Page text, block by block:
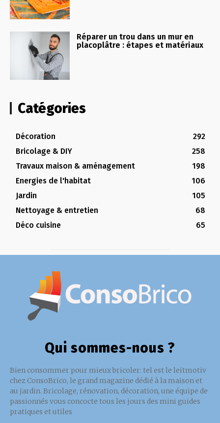
Réparer un trou dans un mur en
placoplâtre : étapes et matériaux
Catégories
Décoration
292
Bricolage & DIY
258
Travaux maison & aménagement
198
Energies de l'habitat
106
Jardin
105
Nettoyage & entretien
68
Déco cuisine
65
Qui sommes-nous ?
Bien consommer pour mieux bricoler: tel est le leitmotiv
chez ConsoBrico, le grand magazine dédié à la maison et
au jardin. Bricolage, rénovation, décoration, une équipe de
passionnés vous concocte tous les jours des mini guides
pratiques et utiles